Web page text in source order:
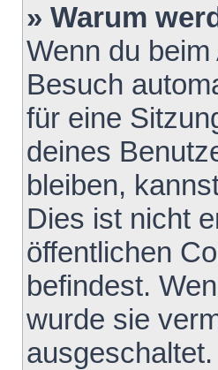
» Warum
Wenn du
Besuch
für eine
deines
bleiben,
Dies ist nicht
öffentlichen
befindest.
wurde sie
ausgeschaltet.